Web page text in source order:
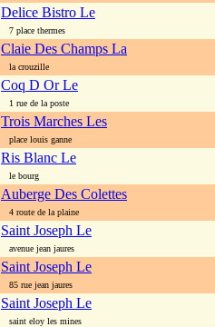
Delice Bistro Le
7 place thermes
Claie Des Champs La
la crouzille
Coq D Or Le
1 rue de la poste
Trois Marches Les
place louis ganne
Ris Blanc Le
le bourg
Auberge Des Colettes
4 route de la plaine
Saint Joseph Le
avenue jean jaures
Saint Joseph Le
85 rue jean jaures
Saint Joseph Le
saint eloy les mines